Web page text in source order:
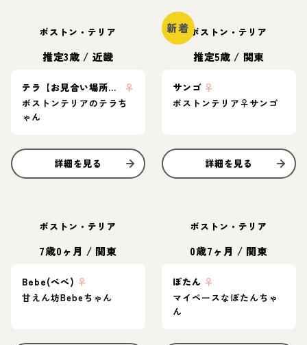
ボストン・テリア
推定3歳 / 近畿
テラ【お見合い場所：神奈川】
♀
ボストンテリアのテラち
ゃん
詳細を見る
新着 ボストン・テリア
推定5歳 / 関東
サンゴ ♀
ボストンテリア♀サンゴ
詳細を見る
ボストン・テリア
7歳0ヶ月 / 関東
Bebe(べべ) ♀
甘えん坊Bebeちゃん
ボストン・テリア
0歳7ヶ月 / 関東
ぼたん ♀
マイペースなぼたんちゃ
ん